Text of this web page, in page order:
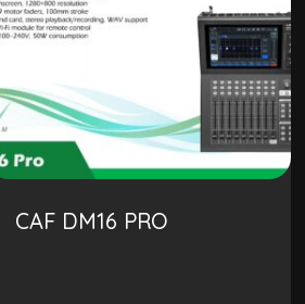
CAF DM16 PRO